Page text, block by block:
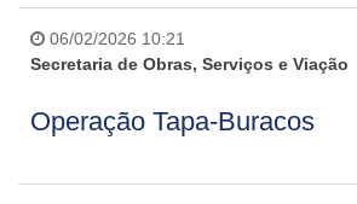
06/02/2026 10:21
Secretaria de Obras, Serviços e Viação
Operação Tapa-Buracos